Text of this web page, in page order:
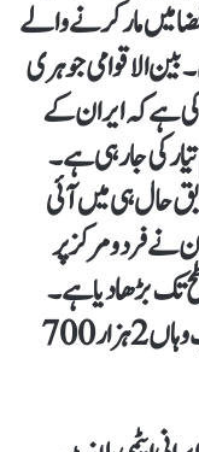
میں مار کرنے والے
بین الاقوامی جوہری
ہے کہ ایران کے
تیار کی جا رہی ہے۔
حال ہی میں آئی
نے فردو مرکز پر
کو 60 فیصد کی سطح تک بڑھا دیا ہے ۔
ماہرین اور آئی اے ای اے کے مطابق اب وہاں 2ہزار700